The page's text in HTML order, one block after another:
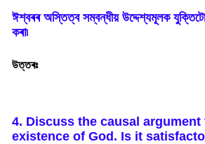
ঈশ্বৰৰ অস্তিত্ব সম্বন্ধীয় উদ্দেশ্যমূলক যুক্তিটো
কৰা৷
উত্তৰঃ
4. Discuss the causal argument
existence of God. Is it